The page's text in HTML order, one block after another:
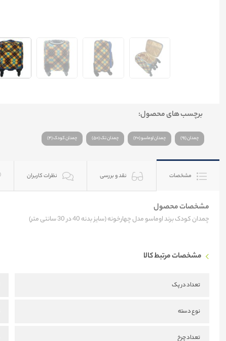
برچسب های محصول:
چمدان (91) چمدان اوماسو (20) چمدان تک (50) چمدان کودک (4)
مشخصات نقد و بررسی نظرات کاربران
مشخصات محصول
چمدان کودک برند اوماسو مدل چهارخونه (سایز بدنه 40 در 30 سانتی متر)
مشخصات مرتبط کالا
تعداد در پک
نوع دسته
تعداد چرخ